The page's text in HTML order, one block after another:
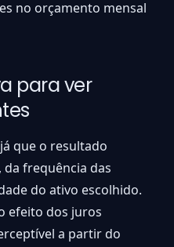
no orçamento mensal
para ver
que o resultado
frequência das
do ativo escolhido.
efeito dos juros
a partir do